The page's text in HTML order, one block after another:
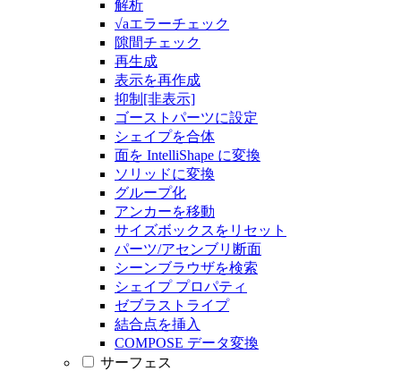
解析
√aエラーチェック
隙間チェック
再生成
表示を再作成
抑制[非表示]
ゴーストパーツに設定
シェイプを合体
面を IntelliShape に変換
ソリッドに変換
グループ化
アンカーを移動
サイズボックスをリセット
パーツ/アセンブリ断面
シーンブラウザを検索
シェイプ プロパティ
ゼブラストライプ
結合点を挿入
COMPOSE データ変換
サーフェス